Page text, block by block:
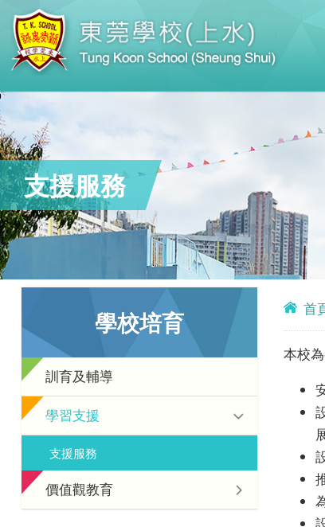
支援服務
首
本校
學校培育
訓育及輔導
學習支援
支援服務
價值觀教育